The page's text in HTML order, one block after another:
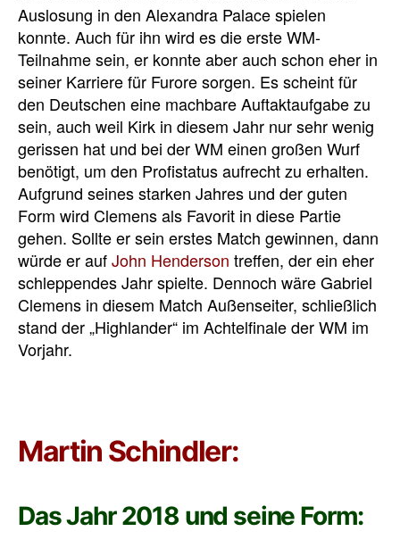
Auslosung in den Alexandra Palace spielen
konnte. Auch für ihn wird es die erste WM-
Teilnahme sein, er konnte aber auch schon eher in
seiner Karriere für Furore sorgen. Es scheint für
den Deutschen eine machbare Auftaktaufgabe zu
sein, auch weil Kirk in diesem Jahr nur sehr wenig
gerissen hat und bei der WM einen großen Wurf
benötigt, um den Profistatus aufrecht zu erhalten.
Aufgrund seines starken Jahres und der guten
Form wird Clemens als Favorit in diese Partie
gehen. Sollte er sein erstes Match gewinnen, dann
würde er aufJohn Henderson treffen, der ein eher
schleppendes Jahr spielte. Dennoch wäre Gabriel
Clemens in diesem Match Außenseiter, schließlich
stand der „Highlander“ im Achtelfinale der WM im
Vorjahr.
Martin Schindler:
Das Jahr 2018 und seine Form: